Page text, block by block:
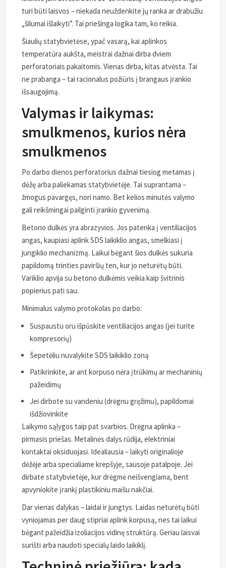
turi būti laisvos – niekada neuždenkite jų ranka ar drabužiu
„šilumai išlaikyti”. Tai priešinga logika tam, ko reikia.
Šiaulių statybvietėse, ypač vasarą, kai aplinkos
temperatūra aukšta, meistrai dažnai dirba dviem
perforatoriais pakaitomis. Vienas dirba, kitas atvėsta. Tai
ne prabanga – tai racionalus požiūris į brangaus įrankio
išsaugojimą.
Valymas ir laikymas:
smulkmenos, kurios nėra
smulkmenos
Po darbo dienos perforatorius dažnai tiesiog metamas į
dėžę arba paliekamas statybvietėje. Tai suprantama –
žmogus pavargęs, nori namo. Bet kelios minutės valymo
gali reikšmingai pailginti įrankio gyvenimą.
Betono dulkės yra abrazyvios. Jos patenka į ventiliacijos
angas, kaupiasi aplink SDS laikiklio angas, smelkiasi į
jungiklio mechanizmą. Laikui bėgant šios dulkės sukuria
papildomą trinties paviršių ten, kur jo neturėtų būti.
Variklio apvija su betono dulkėmis veikia kaip švitrinis
popierius pati sau.
Minimalus valymo protokolas po darbo:
Suspaustu oru išpūskite ventiliacijos angas (jei turite
kompresorių)
Šepetėliu nuvalykite SDS laikiklio zoną
Patikrinkite, ar ant korpuso nėra įtrūkimų ar mechaninių
pažeidimų
Jei dirbote su vandeniu (drėgnu gręžimu), papildomai
išdžiovinkite
Laikymo sąlygos taip pat svarbios. Drėgna aplinka –
pirmasis priešas. Metalinės dalys rūdija, elektriniai
kontaktai oksiduojasi. Idealiausia – laikyti originalioje
dėžėje arba specialiame krepšyje, sausoje patalpoje. Jei
dirbate statybvietėje, kur drėgmė neišvengiama, bent
apvyniokite įrankį plastikiniu maišu nakčiai.
Dar vienas dalykas – laidai ir jungtys. Laidas neturėtų būti
vyniojamas per daug stipriai aplink korpusą, nes tai laikui
bėgant pažeidžia izoliacijos vidinę struktūrą. Geriau laisvai
surišti arba naudoti specialų laido laikiklį.